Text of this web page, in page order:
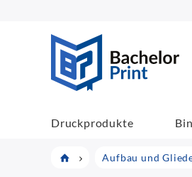
Druckprodukte
Aufbau und